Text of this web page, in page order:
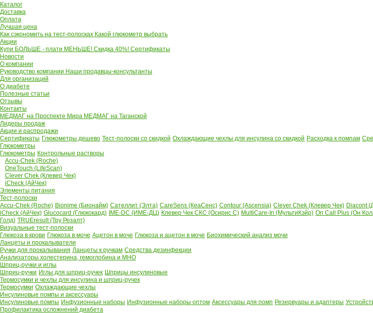
Каталог
Доставка
Оплата
Лучшая цена
Как сэкономить на тест-полосках Какой глюкометр выбрать
Акции
Купи БОЛЬШЕ - плати МЕНЬШЕ! Скидка 40%! Сертификаты
Новости
О компании
Руководство компании Наши продавцы-консультанты
Для организаций
О диабете
Полезные статьи
Отзывы
Контакты
МЕДМАГ на Проспекте Мира МЕДМАГ на Таганской
Лидеры продаж
Акции и распродажи
Сертификаты Глюкометры дешево Тест-полоски со скидкой Охлаждающие чехлы для инсулина со скидкой Расходка к помпам
Глюкометры
Глюкометры Контрольные растворы
Accu-Chek (Roche)
OneTouch (LifeScan)
Clever Chek (Клевер Чек)
iCheck (АйЧек)
Элементы питания
Тест-полоски
Accu-Chek (Roche) Bionime (Бионайм) Сателлит (Элта) CareSens (КеаСенс) Contour (Ascensia) Clever Chek (Клевер Чек) Diacont
iCheck (АйЧек) Glucocard (Глюкокард) IME-DC (ИМЕ-ДЦ) Клевер Чек СКС (Осирис С) MultiCare-In (МультиКэйр) On Call Plus (Он
Голд) TRUEresult (Тру Резалт)
Визуальные тест-полоски
Глюкоза в крови Глюкоза в моче Ацетон в моче Глюкоза и ацетон в моче Биохимический анализ мочи
Ланцеты и прокалыватели
Ручки для прокалывания Ланцеты к ручкам Средства дезинфекции
Анализаторы холестерина, гемоглобина и МНО
Шприц-ручки и иглы
Шприц-ручки Иглы для шприц-ручек Шприцы инсулиновые
Термосумки и чехлы для инсулина и шприц-ручек
Термосумки Охлаждающие чехлы
Инсулиновые помпы и аксессуары
Инсулиновые помпы Инфузионные наборы Инфузионные наборы оптом Аксессуары для помп Резервуары и адаптеры
Профилактика осложнений диабета